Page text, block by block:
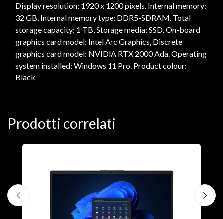
Display resolution: 1920 x 1200 pixels. Internal memory:
32 GB, Internal memory type: DDR5-SDRAM. Total
storage capacity: 1 TB, Storage media: SSD. On-board
graphics card model: Intel Arc Graphics, Discrete
graphics card model: NVIDIA RTX 2000 Ada. Operating
system installed: Windows 11 Pro. Product colour:
Black
Prodotti correlati